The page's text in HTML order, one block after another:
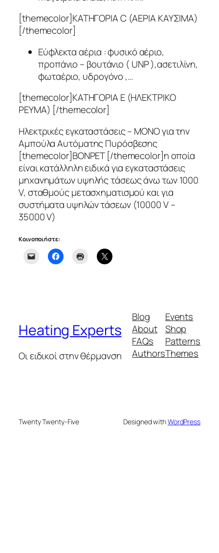
[themecolor]ΚΑΤΗΓΟΡΙΑ C (ΑΕΡΙΑ ΚΑΥΣΙΜΑ)
[/themecolor]
Εύφλεκτα αέρια : φυσικό αέριο,
προπάνιο – βουτάνιο ( UNP ),ασετιλίνη,
φωταέριο, υδρογόνο ,…
[themecolor]ΚΑΤΗΓΟΡΙΑ Ε (ΗΛΕΚΤΡΙΚΟ
ΡΕΥΜΑ) [/themecolor]
Ηλεκτρικές εγκαταστάσεις – ΜΟΝΟ για την
Αμπούλα Αυτόματης Πυρόσβεσης
[themecolor]BONPET [/themecolor]η οποία
είναι κατάλληλη ειδικά για εγκαταστάσεις
μηχανημάτων υψηλής τάσεως άνω των 1000
V, σταθμούς μετασχηματισμού και για
συστήματα υψηλών τάσεων (10000 V –
35000 V)
Κοινοποιήστε:
Heating Experts
Οι ειδικοί στην θέρμανση
Blog
About
FAQs
Authors
Events
Shop
Patterns
Themes
Twenty Twenty-Five Designed withWordPress